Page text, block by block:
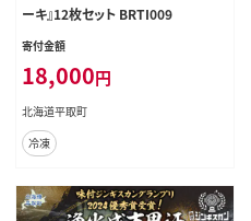
ーキ』12枚セット BRTI009
寄付金額
18,000円
北海道平取町
冷凍